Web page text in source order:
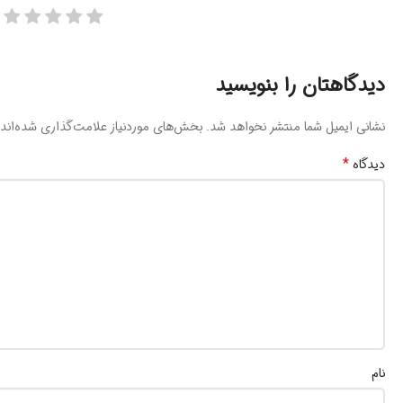
دیدگاهتان را بنویسید
نشانی ایمیل شما منتشر نخواهد شد. بخش‌های موردنیاز علامت‌گذاری
دیدگاه*
نام